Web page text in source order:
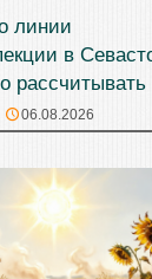
линии
в
рассчитывать
06.08.2026